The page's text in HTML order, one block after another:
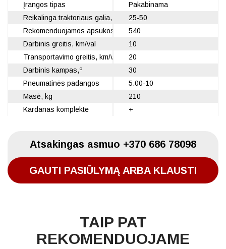
Įrangos tipas
Reikalinga traktoriaus galia, AG
Rekomenduojamos apsukos, aps./min.
Darbinis greitis, km/val
Transportavimo greitis, km/val
Darbinis kampas,º
Pneumatinės padangos
Masė, kg
Kardanas komplekte
Pakabinama
25-50
540
10
20
30
5.00-10
210
+
Atsakingas asmuo +370 686 78098
GAUTI PASIŪLYMĄ ARBA KLAUSTI
TAIP PAT
REKOMENDUOJAME